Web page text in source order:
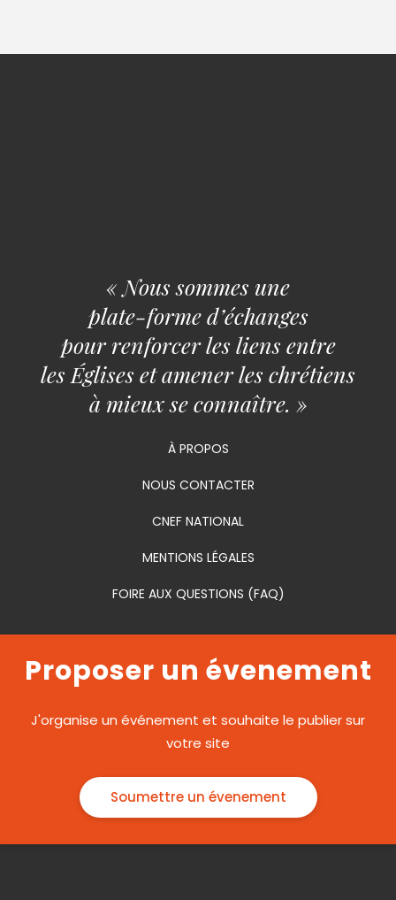
« Nous sommes une
plate-forme d’échanges
pour renforcer les liens entre
les Églises et amener les chrétiens
à mieux se connaître. »
À PROPOS
NOUS CONTACTER
CNEF NATIONAL
MENTIONS LÉGALES
FOIRE AUX QUESTIONS (FAQ)
Proposer un évenement
J'organise un événement et souhaite le publier sur
votre site
Soumettre un évenement